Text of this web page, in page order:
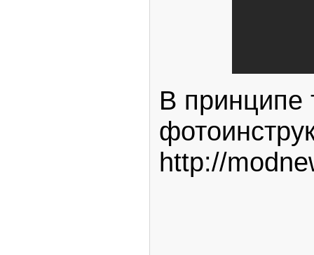
В принципе
http://